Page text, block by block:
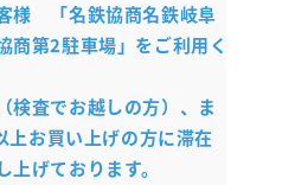
様 「名鉄協商名鉄岐阜
商第2駐車場」をご利用く
検査でお越しの方）、ま
お買い上げの方に滞在
げております。